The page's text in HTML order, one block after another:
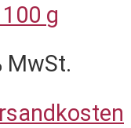
100 g
MwSt.